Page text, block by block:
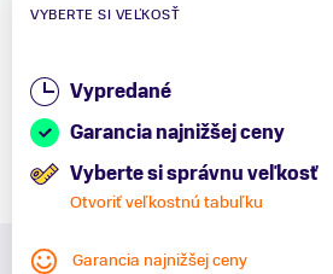
VYBERTE SI VEĽKOSŤ
Vypredané
Garancia najnižšej ceny
Vyberte si správnu veľkosť
Otvoriť veľkostnú tabuľku
Garancia najnižšej ceny